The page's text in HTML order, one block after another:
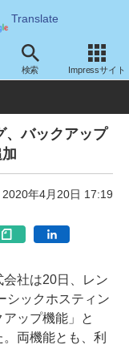
Translate
検索 Impressサイト
ルサーバー・VPS
、バックアップ
2020年4月20日 17:19
社は20日、レン
シックホスティン
ップ機能」と
両機能とも、利